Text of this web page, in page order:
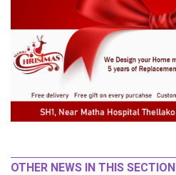
OTHER NEWS IN THIS SECTION